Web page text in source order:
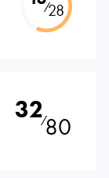
⁄28
32⁄80